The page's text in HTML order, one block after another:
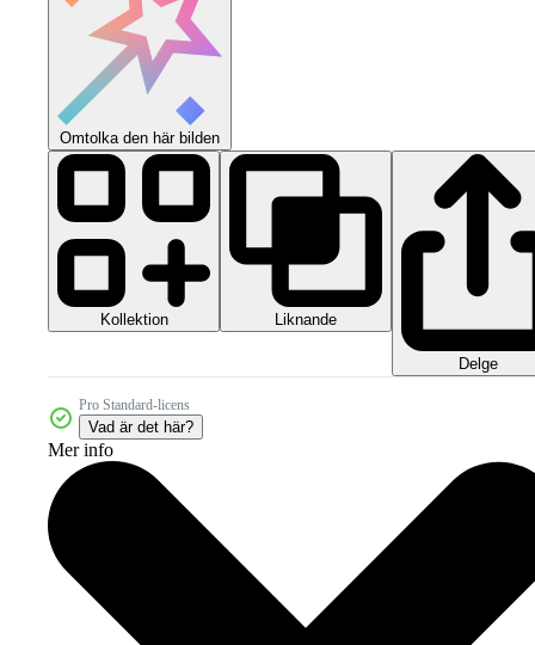
Omtolka den här bilden
Kollektion Liknande
Delge
Pro Standard-licens
Vad är det här?
Mer info